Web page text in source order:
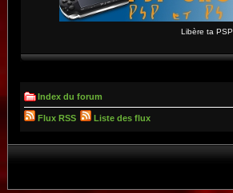
Libère ta PSP
Index du forum
Flux RSS Liste des flux